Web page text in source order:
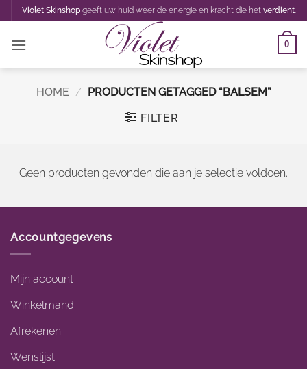
naar
inhoud
Violet Skinshopgeeft uw huid weer de energie en kracht die het verdient.
0
HOME / PRODUCTEN GETAGGED “BALSEM”
FILTER
Geen producten gevonden die aan je selectie voldoen.
Accountgegevens
Mijn account
Winkelmand
Afrekenen
Wenslijst